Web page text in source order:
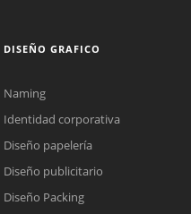
DISEÑO GRAFICO
Naming
Identidad corporativa
Diseño papelería
Diseño publicitario
Diseño Packing